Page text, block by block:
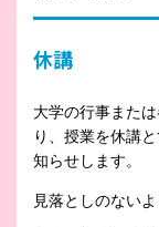
休講
大学の行事また
り、授業を休講
知らせします。
見落としのない